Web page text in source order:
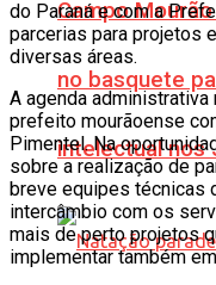
Campo
no basquete
intelectual nos
do Paraná e com a
parcerias para projetos
diversas áreas.
A agenda administrativa
prefeito mourãoense
Pimentel. Na
sobre a realização de
breve equipes técnicas
intercâmbio com os
mais de perto projetos
implementar também